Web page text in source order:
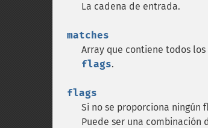
La cadena de entrada.
matches
Array que contiene todos
flags.
flags
Si no se proporciona ningún
Puede ser una combinación